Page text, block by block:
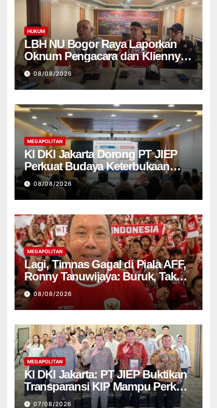
HUKUM
LBH NU Bogor Raya Laporkan
Oknum Pengacara dan Kliennya
ke Bareskrim Polri
08/08/2026
MEGAPOLITAN
KI DKI Jakarta Dorong PT JIEP
Perkuat Budaya Keterbukaan
Informasi Publik
08/08/2026
MEGAPOLITAN
Lagi, Timnas Gagal di Piala AFF,
Ronny Tanuwijaya: Buruk, Tak
Punya Ciri
08/08/2026
MEGAPOLITAN
KI DKI Jakarta: PT JIEP Buktikan
Transparansi KIP Mampu Perkuat
Tata Kelola Perusahaan
07/08/2026